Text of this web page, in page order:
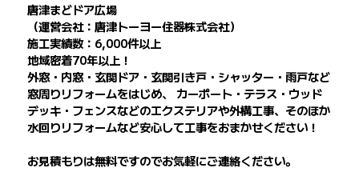
唐津まどドア広場
（運営会社：唐津トーヨー住器株式会社）
施工実績数：6,000件以上
地域密着70年以上！
外窓・内窓・玄関ドア・玄関引き戸・シャッター・雨戸など
窓周りリフォームをはじめ、 カーポート・テラス・ウッド
デッキ・フェンスなどのエクステリアや外構工事、そのほか
水回りリフォームなど安心して工事をおまかせください！
お見積もりは無料ですのでお気軽にご連絡ください。